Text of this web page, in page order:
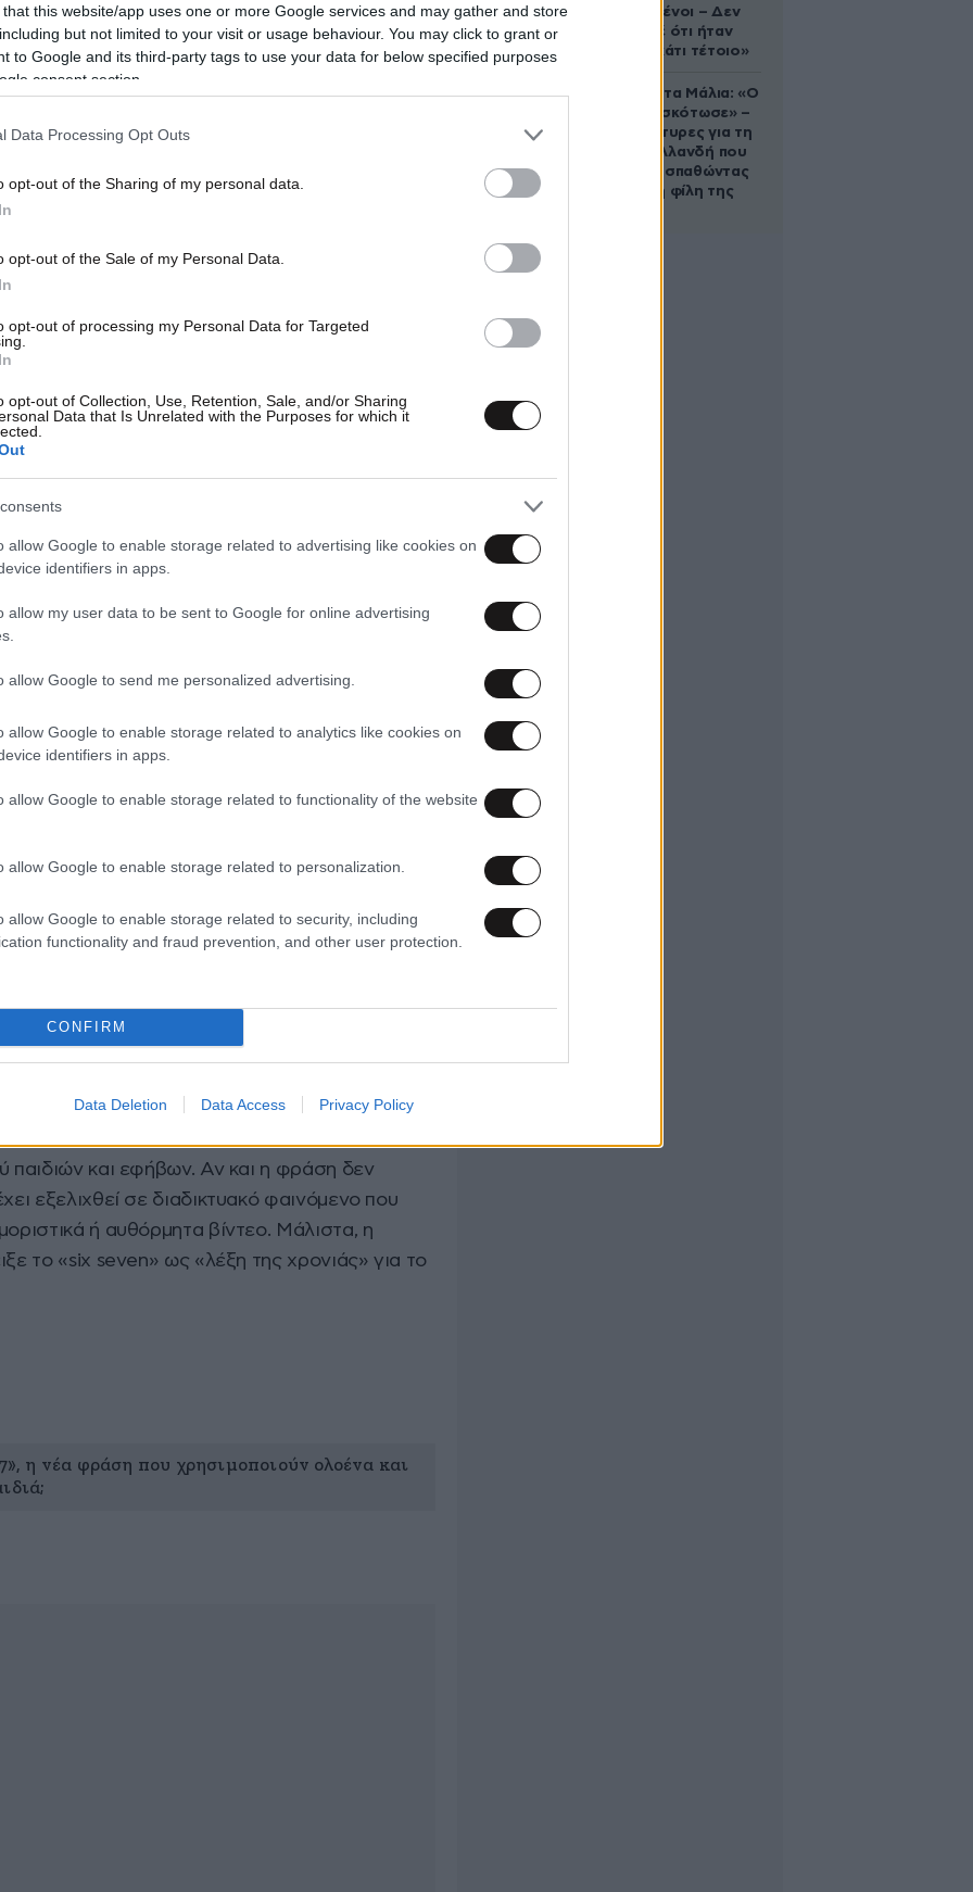
that this website/app uses one or more Google services and may gather and store
but not limited to your visit or usage behaviour. You may click to grant or
to Google and its third-party tags to use your data for below specified purposes
consent section.
Data Processing Opt Outs
opt-out of the Sharing of my personal data.
opt-out of the Sale of my Personal Data.
opt-out of processing my Personal Data for Targeted
opt-out of Collection, Use, Retention, Sale, and/or Sharing
Data that Is Unrelated with the Purposes for which it
allow Google to enable storage related to advertising like cookies on
identifiers in apps.
allow my user data to be sent to Google for online advertising
allow Google to send me personalized advertising.
allow Google to enable storage related to analytics like cookies on
identifiers in apps.
allow Google to enable storage related to functionality of the website
allow Google to enable storage related to personalization.
allow Google to enable storage related to security, including
functionality and fraud prevention, and other user protection.
CONFIRM
Data Deletion Data Access Privacy Policy
βρίσκεται στην πλατεία του Αγίου Πέτρου
περνά μπροστά τους ο πάπας Λέων. Τότε,
τις χαρακτηριστικές κινήσεις των
στο TikTok
με χαμόγελο, επαναλαμβάνοντας τη
με τα παιδιά να ξεσπούν σε
αμέσως νέο κύμα σχολίων και
πολλούς χρήστες να σχολιάζουν την πιο
παιδιών και εφήβων. Αν και η φράση δεν
εξελιχθεί σε διαδικτυακό φαινόμενο που
ή αυθόρμητα βίντεο. Μάλιστα, η
το «six seven» ως «λέξη της χρονιάς» για το
η νέα φράση που χρησιμοποιούν ολοένα και
συντετριμμένοι – Δεν
έδειξε ποτέ ότι ήταν
ικανός για κάτι τέτοιο»
Τραγωδία στα Μάλια: «Ο
πανικός τη σκότωσε» –
Τι λένε μάρτυρες για τη
42χρονη Ολλανδή που
πνίγηκε προσπαθώντας
να σώσει τη φίλη της